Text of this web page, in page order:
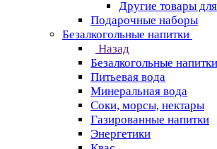
Другие товары
Подарочные наборы
Безалкогольные напитки
Назад
Безалкогольные напитки
Питьевая вода
Минеральная вода
Соки, морсы, нектары
Газированные напитки
Энергетики